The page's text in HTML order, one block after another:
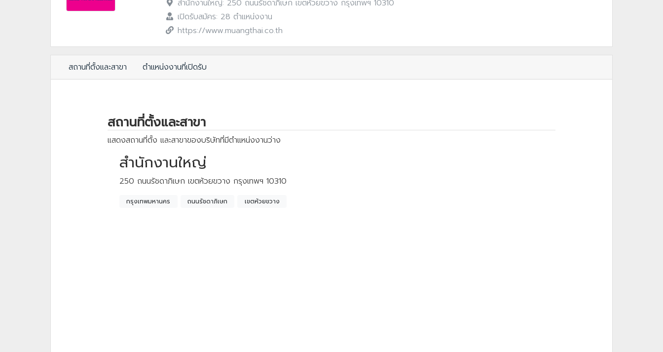
สำนักงานใหญ่: 250 ถนนรัชดาภิเษก เขตห้วยขวาง กรุงเทพฯ 10310
เปิดรับสมัคร: 28 ตำแหน่งงาน
https://www.muangthai.co.th
สถานที่ตั้งและสาขา ตำแหน่งงานที่เปิดรับ
สถานที่ตั้งและสาขา
แสดงสถานที่ตั้ง และสาขาของบริษัทที่มีตำแหน่งงานว่าง
สำนักงานใหญ่
250 ถนนรัชดาภิเษก เขตห้วยขวาง กรุงเทพฯ 10310
กรุงเทพมหานคร ถนนรัชดาภิเษก เขตห้วยขวาง